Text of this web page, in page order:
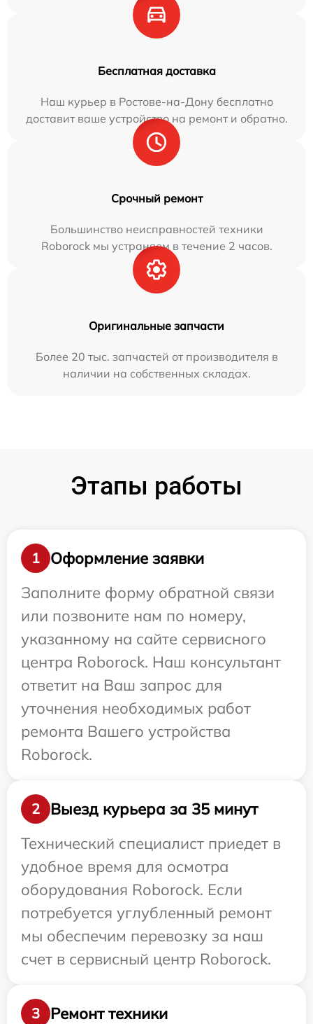
Бесплатная доставка
Наш курьер в Ростове-на-Дону бесплатно
доставит ваше устройство на ремонт и обратно.
Срочный ремонт
Большинство неисправностей техники
Roborock мы устраняем в течение 2 часов.
Оригинальные запчасти
Более 20 тыс. запчастей от производителя в
наличии на собственных складах.
Этапы работы
1
Оформление заявки
Заполните форму обратной связи
или позвоните нам по номеру,
указанному на сайте сервисного
центра Roborock. Наш консультант
ответит на Ваш запрос для
уточнения необходимых работ
ремонта Вашего устройства
Roborock.
2
Выезд курьера за 35 минут
Технический специалист приедет в
удобное время для осмотра
оборудования Roborock. Если
потребуется углубленный ремонт
мы обеспечим перевозку за наш
счет в сервисный центр Roborock.
3
Ремонт техники